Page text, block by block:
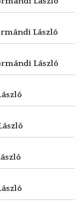
László
László